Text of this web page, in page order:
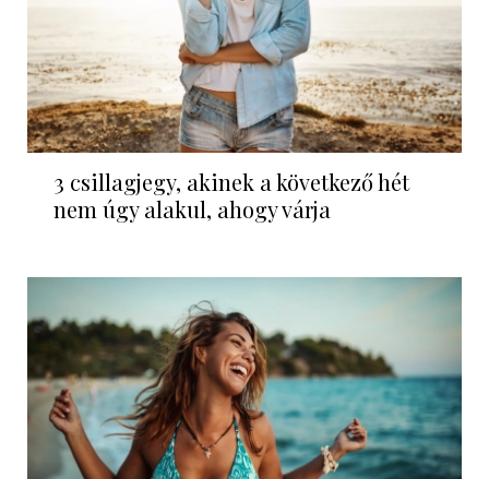
3 csillagjegy, akinek a következő hét
nem úgy alakul, ahogy várja